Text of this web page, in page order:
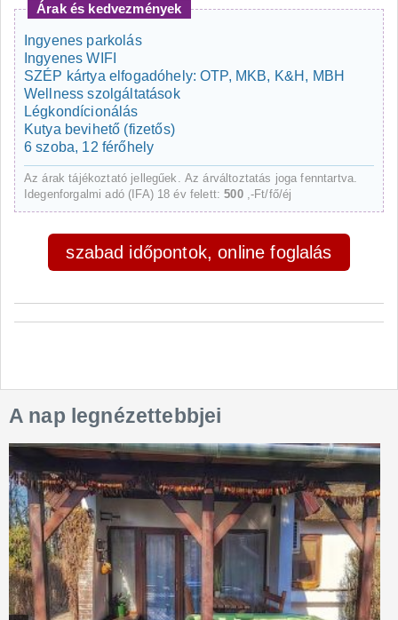
Árak és kedvezmények
Ingyenes parkolás
Ingyenes WIFI
SZÉP kártya elfogadóhely: OTP, MKB, K&H, MBH
Wellness szolgáltatások
Légkondícionálás
Kutya bevihető (fizetős)
6 szoba, 12 férőhely
Az árak tájékoztató jellegűek. Az árváltoztatás joga fenntartva.
Idegenforgalmi adó (IFA) 18 év felett:500 ,-Ft/fő/éj
szabad időpontok, online foglalás
A nap legnézettebbjei